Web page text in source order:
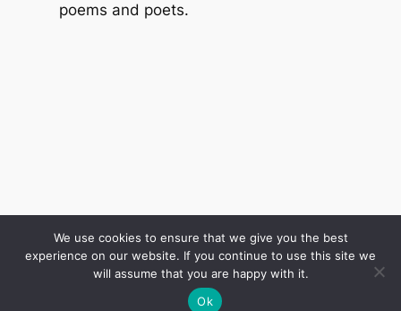
poems and poets.
We use cookies to ensure that we give you the best
experience on our website. If you continue to use this site we
will assume that you are happy with it.
Ok